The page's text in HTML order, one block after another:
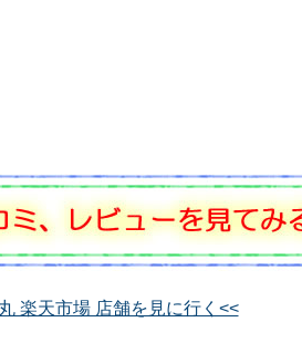
楽天市場 店舗を見に行く<<